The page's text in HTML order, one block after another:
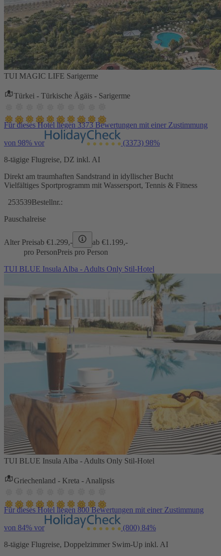
TUI MAGIC LIFE Sarigerme
Türkei - Türkische Ägäis - Sarigerme
Für dieses Hotel liegen 3373 Bewertungen mit einer Zustimmung
von 98% vor (3373) 98%
8-tägige Flugreise, DZ inkl. AI
Direkt am traumhaften Sandstrand in idyllischer Bucht
Vielfältiges Sportprogramm mit Wassersport, Tennis & Fitness
253539Bestellnr.:
Pauschalreise
Alter Preisab €1.299,- ab €1.199,-
pro PersonPreis pro Person
TUI BLUE Insula Alba - Adults Only Stil-Hotel
TUI BLUE Insula Alba - Adults Only Stil-Hotel
Griechenland - Kreta - Analipsis
Für dieses Hotel liegen 800 Bewertungen mit einer Zustimmung
von 84% vor (800) 84%
8-tägige Flugreise, Doppelzimmer Swim-Up inkl. AI